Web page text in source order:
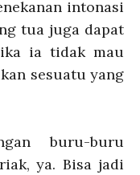
intonasi
tua juga dapat
ia tidak mau
sesuatu yang
buru-buru
ya. Bisa jadi